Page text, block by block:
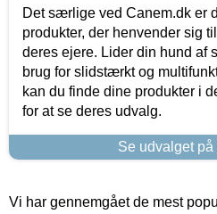
Det særlige ved Canem.dk er
produkter, der henvender sig
deres ejere. Lider din hund af
brug for slidstærkt og
kan du finde dine produkter i
for at se deres udvalg.
Se udvalget
Vi har gennemgået de mest